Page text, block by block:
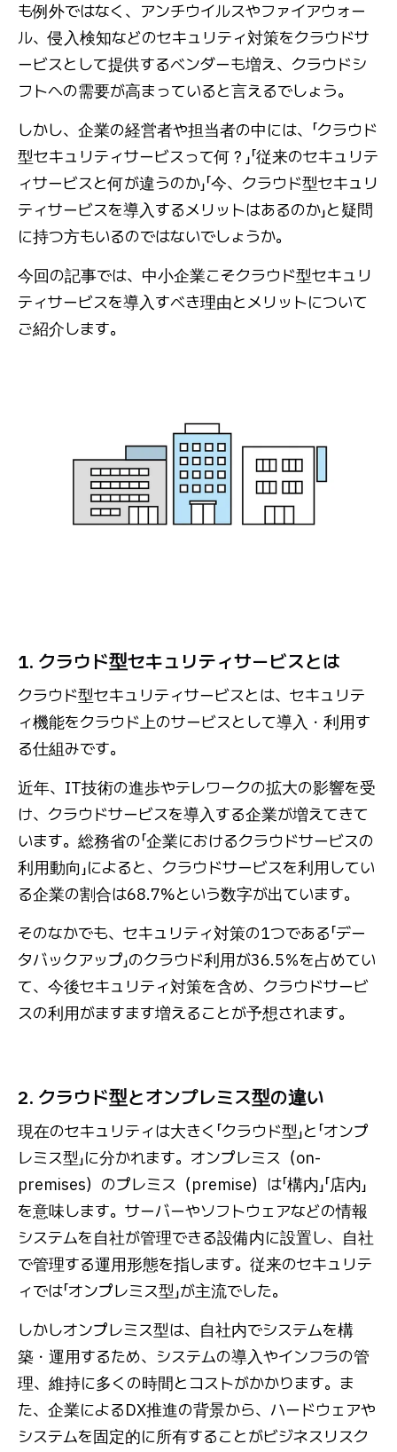
も例外ではなく、アンチウイルスやファイアウォー
ル、侵入検知などのセキュリティ対策をクラウドサ
ービスとして提供するベンダーも増え、クラウドシ
フトへの需要が高まっていると言えるでしょう。
しかし、企業の経営者や担当者の中には、「クラウド
型セキュリティサービスって何？」「従来のセキュリテ
ィサービスと何が違うのか」「今、クラウド型セキュリ
ティサービスを導入するメリットはあるのか」と疑問
に持つ方もいるのではないでしょうか。
今回の記事では、中小企業こそクラウド型セキュリ
ティサービスを導入すべき理由とメリットについて
ご紹介します。
1. クラウド型セキュリティサービスとは
クラウド型セキュリティサービスとは、セキュリテ
ィ機能をクラウド上のサービスとして導入・利用す
る仕組みです。
近年、IT技術の進歩やテレワークの拡大の影響を受
け、クラウドサービスを導入する企業が増えてきて
います。総務省の「企業におけるクラウドサービスの
利用動向」によると、クラウドサービスを利用してい
る企業の割合は68.7%という数字が出ています。
そのなかでも、セキュリティ対策の1つである「デー
タバックアップ」のクラウド利用が36.5％を占めてい
て、今後セキュリティ対策を含め、クラウドサービ
スの利用がますます増えることが予想されます。
2. クラウド型とオンプレミス型の違い
現在のセキュリティは大きく「クラウド型」と「オンプ
レミス型」に分かれます。オンプレミス（on-
premises）のプレミス（premise）は「構内」「店内」
を意味します。サーバーやソフトウェアなどの情報
システムを自社が管理できる設備内に設置し、自社
で管理する運用形態を指します。従来のセキュリテ
ィでは「オンプレミス型」が主流でした。
しかしオンプレミス型は、自社内でシステムを構
築・運用するため、システムの導入やインフラの管
理、維持に多くの時間とコストがかかります。ま
た、企業によるDX推進の背景から、ハードウェアや
システムを固定的に所有することがビジネスリスク